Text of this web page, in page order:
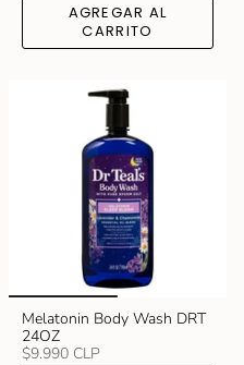
AGREGAR AL
CARRITO
Melatonin Body Wash DRT
24OZ
$9.990 CLP